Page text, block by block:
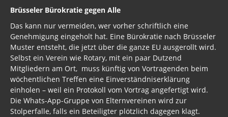
Brüsseler Bürokratie gegen Alle
Das kann nur vermeiden, wer vorher schriftlich eine
Genehmigung eingeholt hat. Eine Bürokratie nach Brüsseler
Muster entsteht, die jetzt über die ganze EU ausgerollt wird.
Selbst ein Verein wie Rotary, mit ein paar Dutzend
Mitgliedern am Ort, muss künftig von Vortragenden beim
wöchentlichen Treffen eine Einverständniserklärung
einholen – weil ein Protokoll vom Vortrag angefertigt wird.
Die Whats-App-Gruppe von Elternvereinen wird zur
Stolperfalle, falls ein Beteiligter plötzlich dagegen klagt.